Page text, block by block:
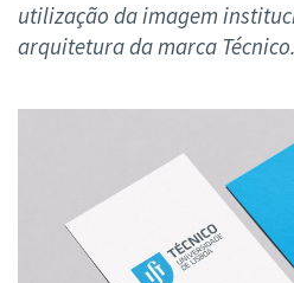
utilização da imagem
arquitetura da marca Técnico.